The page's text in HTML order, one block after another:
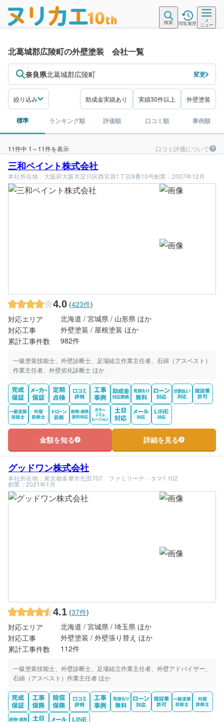
検索 閲覧履歴
メ
ニュー
北葛城郡広陵町の外壁塗装 会社一覧
奈良県北葛城郡広陵町 変更
絞り込み 助成金実績あり 実績30件以上 外壁塗装
標準 ランキング順 評価順 口コミ順 事例順
11件中 1～11件を表示 口コミ評価について
三和ペイント株式会社
本社所在地：大阪府大阪市淀川区西宮原1丁目8番10号創業：2007年12月
4.0 (423件)
対応エリア
北海道 / 宮城県 / 山形県 ほか
対応工事
外壁塗装 / 屋根塗装 ほか
累計工事件数
982件
一級塗装技能士、外壁診断士、足場組立作業主任者、石綿（アスベスト）
作業主任者、外壁劣化診断士 ほか
金額を知る 詳細を見る
グッドワン株式会社
本社所在地：東京都多摩市乞田707 ファミリーナ・タマ1 102
創業：2021年1月
4.1 (37件)
対応エリア
北海道 / 宮城県 / 埼玉県 ほか
対応工事
外壁塗装 / 外壁張り替え ほか
累計工事件数
112件
一級塗装技能士、外壁診断士、足場組立作業主任者、外壁アドバイザー、
石綿（アスベスト）作業主任者 ほか